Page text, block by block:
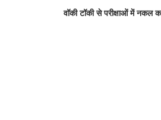
वॉकी टॉकी से परीक्षाओं में नकल